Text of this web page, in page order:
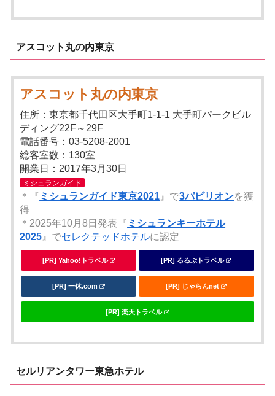
アスコット丸の内東京
アスコット丸の内東京
住所：東京都千代田区大手町1-1-1 大手町パークビル
ディング22F～29F
電話番号：03-5208-2001
総客室数：130室
開業日：2017年3月30日
ミシュランガイド
＊『 ミシュランガイド東京2021 』で3パビリオンを獲
得
＊2025年10月8日発表『 ミシュランキーホテル
2025 』でセレクテッドホテルに認定
[PR] Yahoo!トラベル [PR] るるぶトラベル
[PR] 一休.com [PR] じゃらんnet
[PR] 楽天トラベル
セルリアンタワー東急ホテル